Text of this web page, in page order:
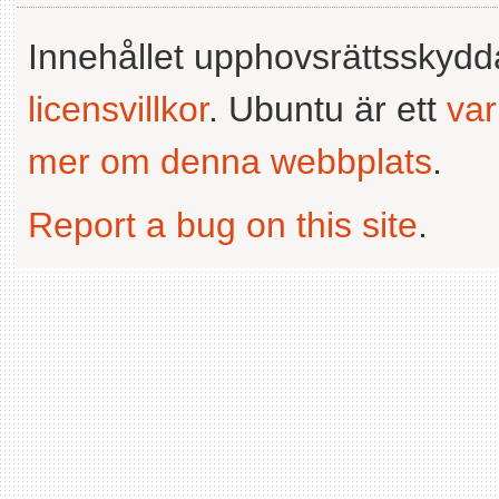
Innehållet
licensvillkor. Ubuntu är ett
mer om denna webbplats.
Report a bug on this site.